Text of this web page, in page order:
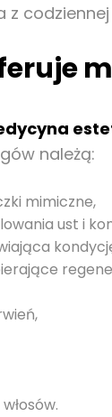
z
należą:
mimiczne,
ust i